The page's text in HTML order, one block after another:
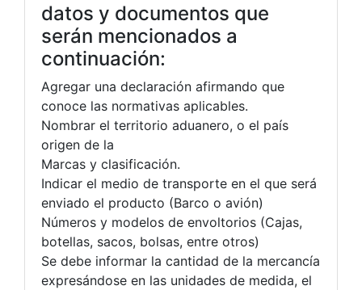
datos y documentos que
serán mencionados a
continuación:
Agregar una declaración afirmando que
conoce las normativas aplicables.
Nombrar el territorio aduanero, o el país
origen de la
Marcas y clasificación.
Indicar el medio de transporte en el que será
enviado el producto (Barco o avión)
Números y modelos de envoltorios (Cajas,
botellas, sacos, bolsas, entre otros)
Se debe informar la cantidad de la mercancía
expresándose en las unidades de medida, el